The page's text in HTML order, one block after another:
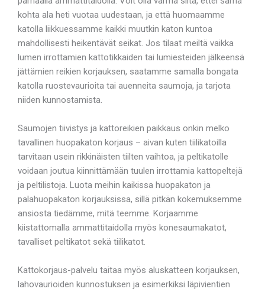
kohta ala heti vuotaa uudestaan, ja että huomaamme
katolla liikkuessamme kaikki muutkin katon kuntoa
mahdollisesti heikentävät seikat. Jos tilaat meiltä vaikka
lumen irrottamien kattotikkaiden tai lumiesteiden jälkeensä
jättämien reikien korjauksen, saatamme samalla bongata
katolla ruostevaurioita tai auenneita saumoja, ja tarjota
niiden kunnostamista.
Saumojen tiivistys ja kattoreikien paikkaus onkin melko
tavallinen huopakaton korjaus – aivan kuten tiilikatoilla
tarvitaan usein rikkinäisten tiilten vaihtoa, ja peltikatolle
voidaan joutua kiinnittämään tuulen irrottamia kattopeltejä
ja peltilistoja. Luota meihin kaikissa huopakaton ja
palahuopakaton korjauksissa, sillä pitkän kokemuksemme
ansiosta tiedämme, mitä teemme. Korjaamme
kiistattomalla ammattitaidolla myös konesaumakatot,
tavalliset peltikatot sekä tiilikatot.
Kattokorjaus-palvelu taitaa myös aluskatteen korjauksen,
lahovaurioiden kunnostuksen ja esimerkiksi läpivientien